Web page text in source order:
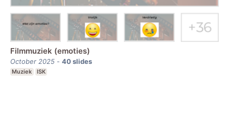
Filmmuziek (emoties)
October 2025 - 40slides
Muziek ISK